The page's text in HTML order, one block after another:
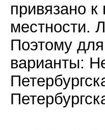
привязано к
местности.
Поэтому
варианты: